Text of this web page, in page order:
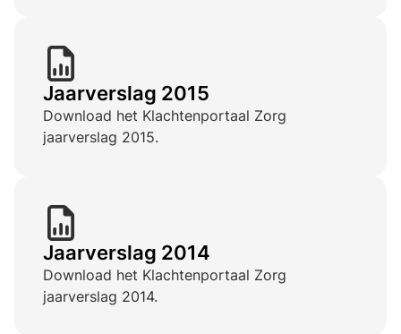
Jaarverslag 2015
Download het Klachtenportaal Zorg
jaarverslag 2015.
Jaarverslag 2014
Download het Klachtenportaal Zorg
jaarverslag 2014.